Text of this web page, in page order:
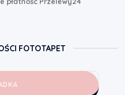
FOTOTAPET